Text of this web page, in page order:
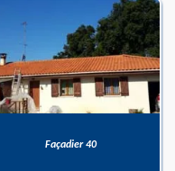
Façadier 40